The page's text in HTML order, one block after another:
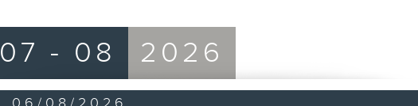
07 - 08 2026